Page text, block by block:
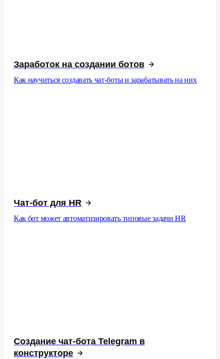
Заработок на создании ботов
Как научиться создавать чат-боты и зарабатывать на них
Чат-бот для HR
Как бот может автоматизировать типовые задачи HR
Создание чат-бота Telegram в
конструкторе